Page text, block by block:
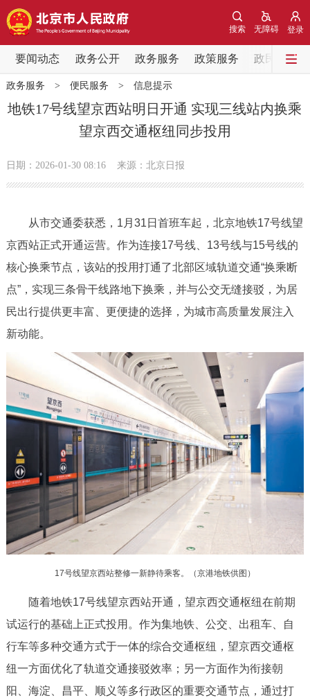
登录
无障碍
搜索
要闻动态 政务公开 政务服务 政策服务 政民互动
要闻动态
党中央精神 国务院信息
会议信息
市领导 机构职能 政策服务
政策兑现 政策解读 回应关切
决策公开
个人服务 法人服务 部门服务
便民服务 利企服务 投资项目
中介服务 阳光政务
政民互动
12345网上接诉即办 我要咨询
走进北京
北京概况 十六区概览 人文北京
政务服务 > 便民服务 > 信息提示
地铁17号线望京西站明日开通 实现三线站内换乘
望京西交通枢纽同步投用
日期：2026-01-30 08:16 来源：北京日报
从市交通委获悉，1月31日首班车起，北京地铁17号线望
京西站正式开通运营。作为连接17号线、13号线与15号线的
核心换乘节点，该站的投用打通了北部区域轨道交通“换乘断
点”，实现三条骨干线路地下换乘，并与公交无缝接驳，为居
民出行提供更丰富、更便捷的选择，为城市高质量发展注入
新动能。
17号线望京西站整修一新静待乘客。（京港地铁供图）
随着地铁17号线望京西站开通，望京西交通枢纽在前期
试运行的基础上正式投用。作为集地铁、公交、出租车、自
行车等多种交通方式于一体的综合交通枢纽，望京西交通枢
纽一方面优化了轨道交通接驳效率；另一方面作为衔接朝
阳、海淀、昌平、顺义等多行政区的重要交通节点，通过打